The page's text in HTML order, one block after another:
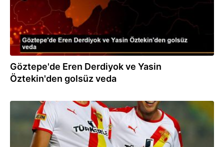
Göztepe'de Eren Derdiyok ve Yasin
Öztekin'den golsüz veda
25.09.2019